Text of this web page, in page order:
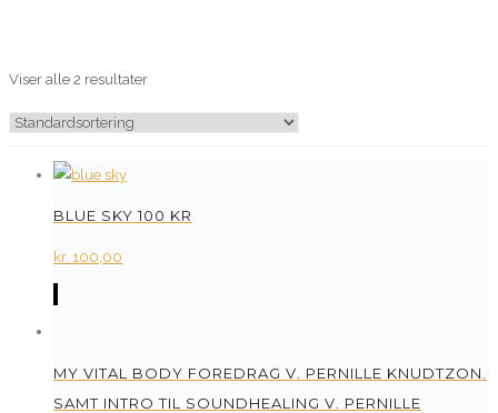
Viser alle 2 resultater
BLUE SKY 100 KR
kr. 100,00
MY VITAL BODY FOREDRAG V. PERNILLE KNUDTZON.
SAMT INTRO TIL SOUNDHEALING V. PERNILLE